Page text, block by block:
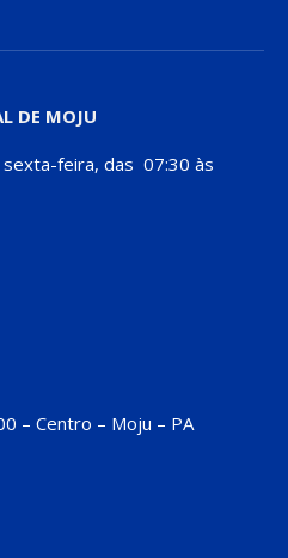
DE MOJU
feira, das 07:30 às
– Centro – Moju – PA